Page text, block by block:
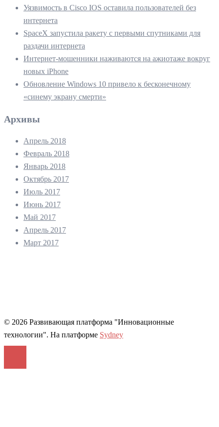
Уязвимость в Cisco IOS оставила пользователей без
интернета
SpaceX запустила ракету с первыми спутниками для
раздачи интернета
Интернет-мошенники наживаются на ажиотаже вокруг
новых iPhone
Обновление Windows 10 привело к бесконечному
«синему экрану смерти»
Архивы
Апрель 2018
Февраль 2018
Январь 2018
Октябрь 2017
Июль 2017
Июнь 2017
Май 2017
Апрель 2017
Март 2017
© 2026 Развивающая платформа "Инновационные
технологии". На платформе Sydney
Войти